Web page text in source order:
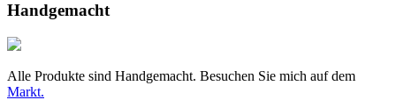
Handgemacht
Alle Produkte sind Handgemacht. Besuchen Sie mich auf dem
Markt.